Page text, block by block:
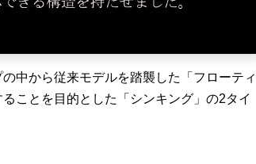
中から従来モデルを踏襲した「フローティ
ことを目的とした「シンキング」の2タイ